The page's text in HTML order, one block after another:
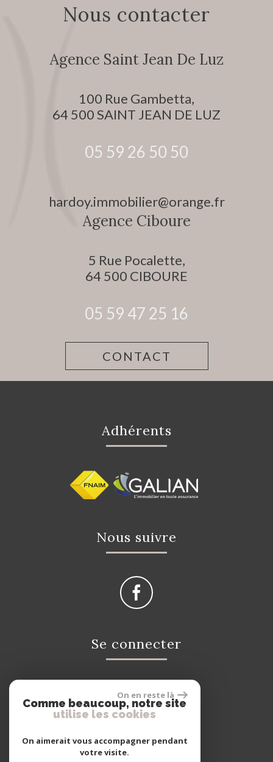
Nous contacter
Agence Saint Jean De Luz
100 Rue Gambetta,
64 500SAINT JEAN DE LUZ
05 59 26 50 50
Agence Ciboure
5 Rue Pocalette,
64 500 CIBOURE
05 59 47 25 16
hardoy.immobilier@orange.fr
CONTACT
Adhérents
Nous suivre
Se connecter
Espace propriétaire
On en reste là
Comme beaucoup, notre site
utilise les cookies
On aimerait vous accompagner pendant
votre visite.